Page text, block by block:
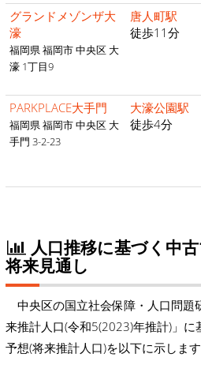
グランドメゾンザ大
濠
福岡県 福岡市 中央区 大
濠 1丁目9
唐人町駅
徒歩11分
PARKPLACE大手門
福岡県 福岡市 中央区 大
手門 3-2-23
大濠公園駅
徒歩4分
人口推移に基づく中
将来見通し
中央区の国立社会保障・人口問題
来推計人口(令和5(2023)年推計)」
予想(将来推計人口)を以下に示します